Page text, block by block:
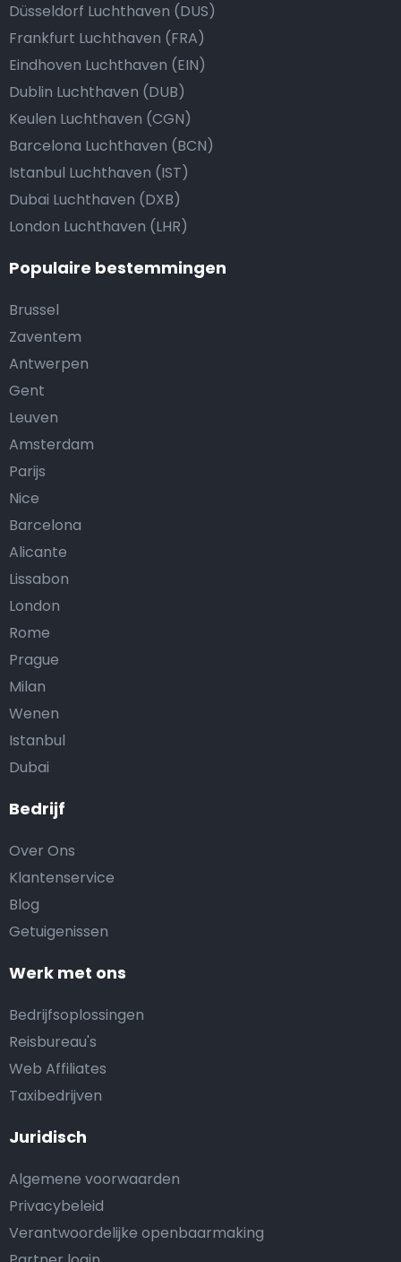
Bedrijf
Over Ons
Klantenservice
Blog
Getuigenissen
Werk met ons
Bedrijfsoplossingen
Reisbureau's
Web Affiliates
Taxibedrijven
Juridisch
Algemene voorwaarden
Privacybeleid
Verantwoordelijke openbaarmaking
Düsseldorf Luchthaven (DUS)
Frankfurt Luchthaven (FRA)
Eindhoven Luchthaven (EIN)
Dublin Luchthaven (DUB)
Keulen Luchthaven (CGN)
Barcelona Luchthaven (BCN)
Istanbul Luchthaven (IST)
Dubai Luchthaven (DXB)
London Luchthaven (LHR)
Populaire bestemmingen
Brussel
Zaventem
Antwerpen
Gent
Leuven
Amsterdam
Parijs
Nice
Barcelona
Alicante
Lissabon
London
Rome
Prague
Milan
Wenen
Istanbul
Dubai